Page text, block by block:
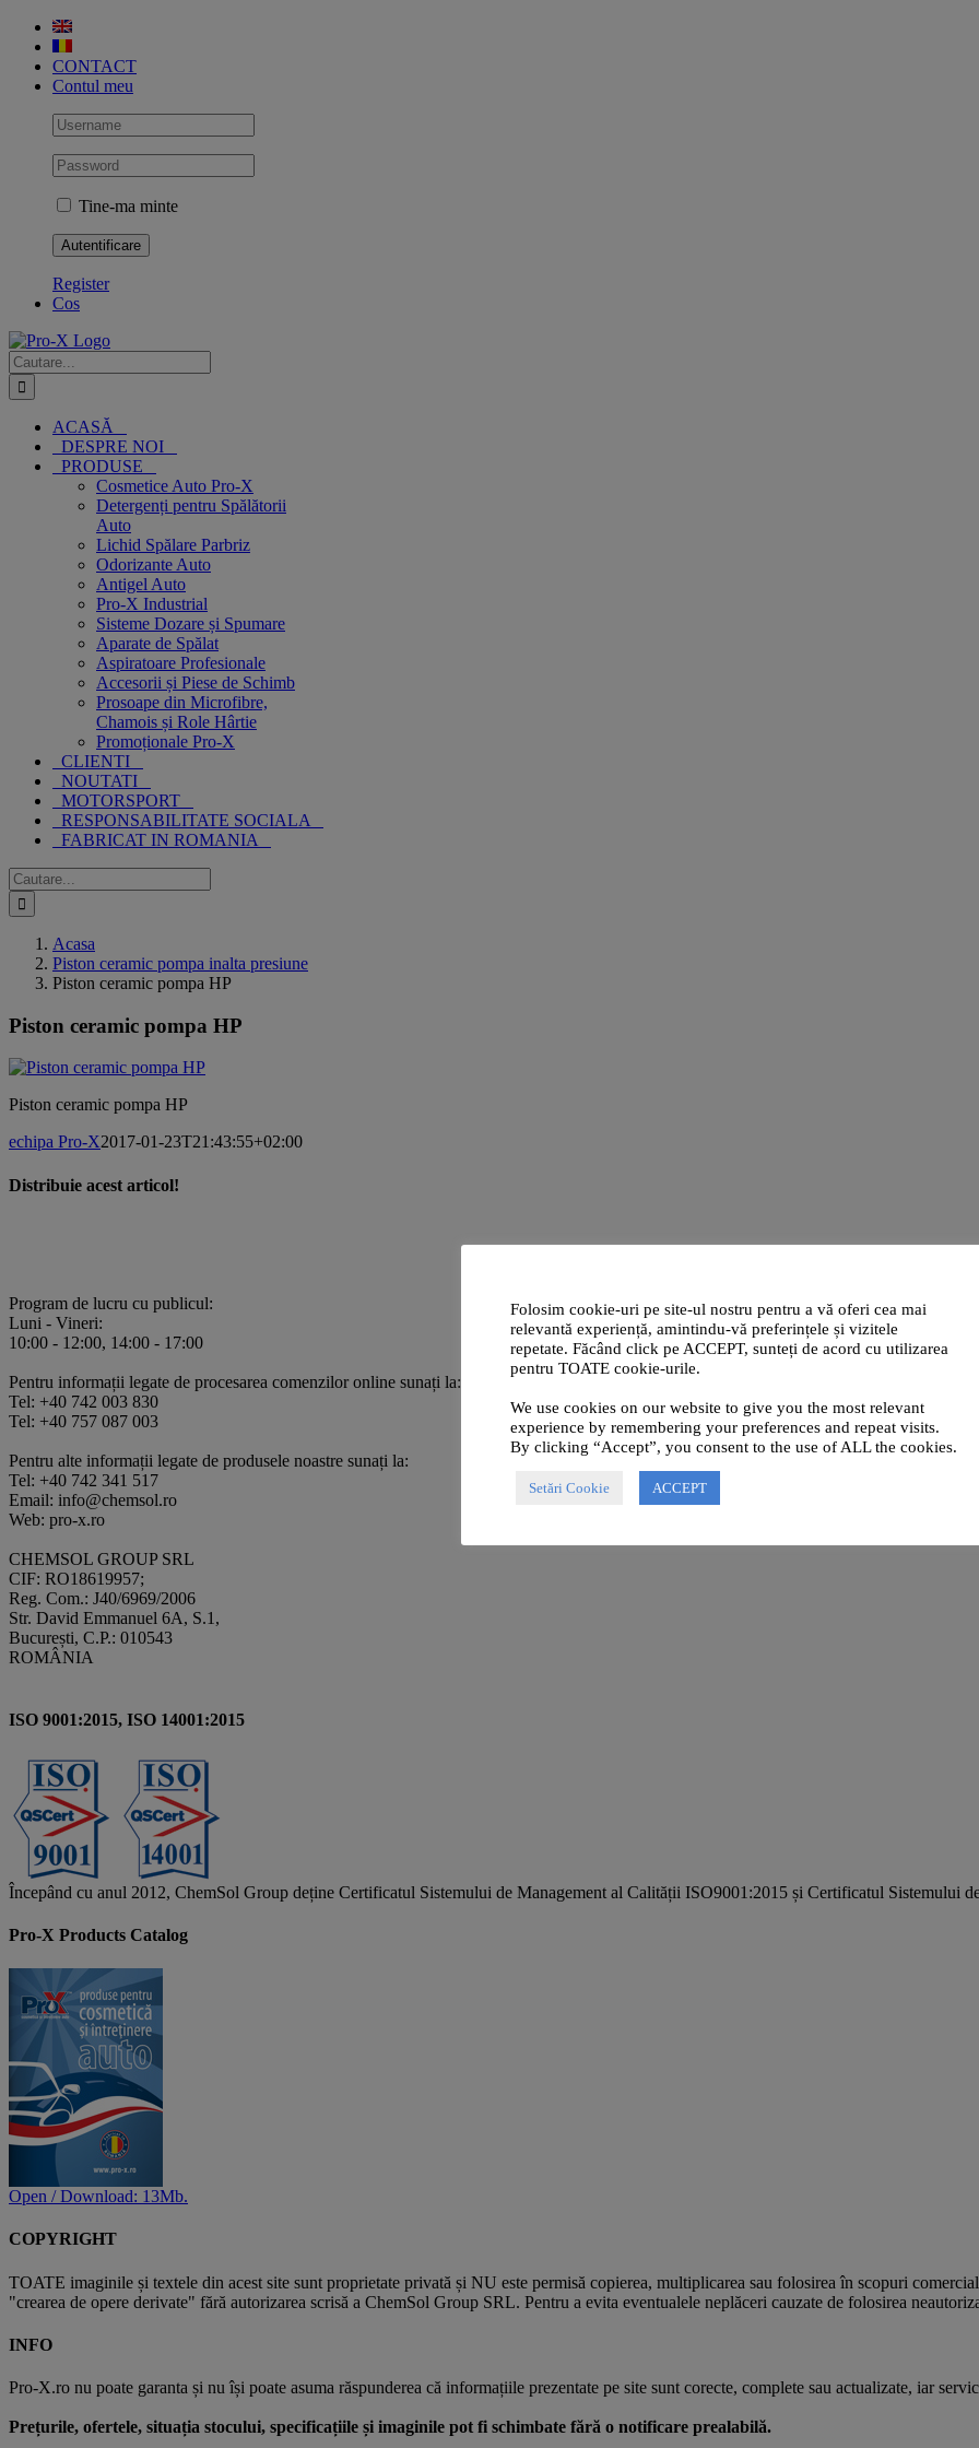
Skip
contentCONTACT
Contul meu
Tine-ma minte
Register
Cos
Cautare...
ACASĂ
DESPRE NOI
PRODUSE
Cosmetice Auto Pro-X
Detergenți pentru Spălătorii
Auto
Lichid Spălare Parbriz
Odorizante Auto
Antigel Auto
Pro-X Industrial
Sisteme Dozare și Spumare
Aparate de Spălat
Aspiratoare Profesionale
Accesorii și Piese de Schimb
Prosoape din Microfibre,
Chamois și Role Hârtie
Promoționale Pro-X
CLIENTI
NOUTATI
MOTORSPORT
RESPONSABILITATE SOCIALA
FABRICAT IN ROMANIA
Cautare...
Acasa
Piston ceramic pompa inalta presiune
Piston ceramic pompa HP
Piston ceramic pompa HP
Piston ceramic pompa HP
echipa Pro-X2017-01-23T21:43:55+02:00
Distribuie acest articol!
Program de lucru cu publicul:
Luni - Vineri:
10:00 - 12:00, 14:00 - 17:00
Pentru informații legate de procesarea comenzilor online sunați la:
Tel: +40 742 003 830
Tel: +40 757 087 003
Pentru alte informații legate de produsele noastre sunați la:
Tel: +40 742 341 517
Email: info@chemsol.ro
Web: pro-x.ro
CHEMSOL GROUP SRL
CIF: RO18619957;
Reg. Com.: J40/6969/2006
Str. David Emmanuel 6A, S.1,
București, C.P.: 010543
ROMÂNIA
ISO 9001:2015, ISO 14001:2015
Începând cu anul 2012, ChemSol Group deține Certificatul Sistemului de Management al Calității ISO9001:2015 și Certificatul Sistemului
Pro-X Products Catalog
Open / Download: 13Mb.
COPYRIGHT
TOATE imaginile și textele din acest site sunt proprietate privată și NU este permisă copierea, multiplicarea sau folosirea în scopuri
"crearea de opere derivate" fără autorizarea scrisă a ChemSol Group SRL. Pentru a evita eventualele neplăceri cauzate de folosirea
INFO
Pro-X.ro nu poate garanta și nu își poate asuma răspunderea că informațiile prezentate pe site sunt corecte, complete sau actualizate, iar
Prețurile, ofertele, situația stocului, specificațiile și imaginile pot fi schimbate fără o notificare prealabilă.
Folosim cookie-uri pe site-ul nostru pentru a vă oferi cea mai
relevantă experiență, amintindu-vă preferințele și vizitele
repetate. Făcând click pe ACCEPT, sunteți de acord cu utilizarea
pentru TOATE cookie-urile.
We use cookies on our website to give you the most relevant
experience by remembering your preferences and repeat visits.
By clicking “Accept”, you consent to the use of ALL the cookies.
Setări Cookie ACCEPT